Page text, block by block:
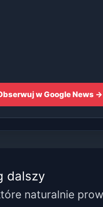
w Google News →
dalszy
naturalnie